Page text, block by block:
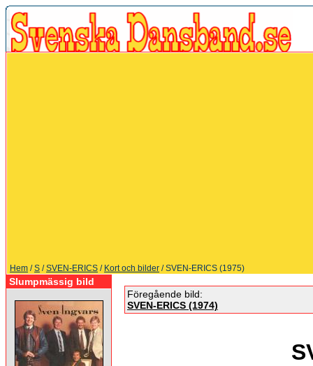
Hem /S /SVEN-ERICS / Kort och bilder / SVEN-ERICS (1975)
Slumpmässig bild
Föregående bild:
SVEN-ERICS (1974)